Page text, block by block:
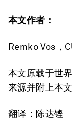
本文作者：
Remko Vos，
本文原载于世
来源并附上本文
翻译：陈达铿